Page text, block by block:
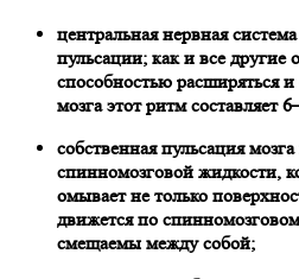
центральная нервная
пульсации; как и все другие
способностью расширяться
мозга этот ритм составляет
собственная пульсация
спинномозговой жидкости,
омывает не только
движется по
смещаемы между собой;